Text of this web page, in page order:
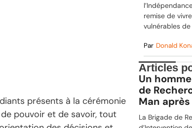
présents à la cérémonie
pouvoir et de savoir, tout
remise de
vulnérables
Par Donald
Articles
Un
de
Man
femme
La Brigade de